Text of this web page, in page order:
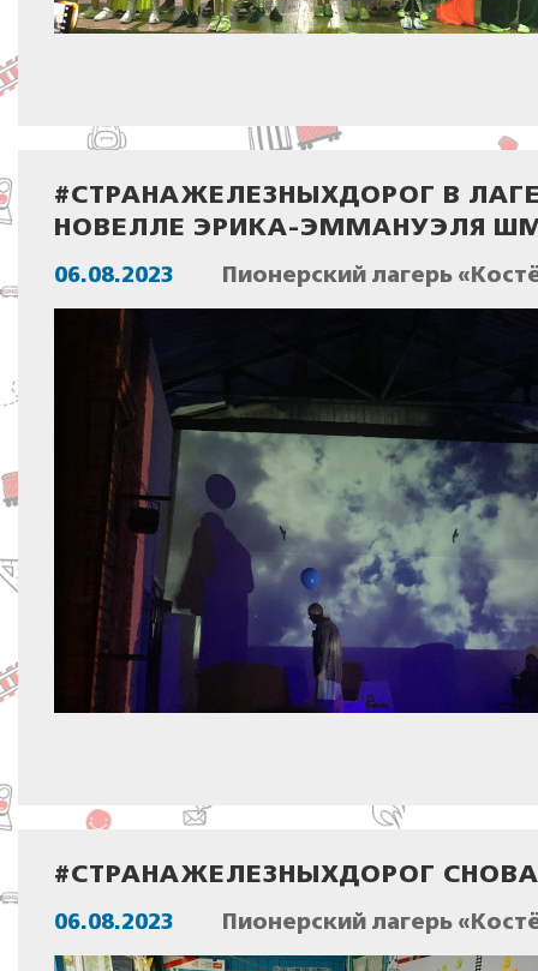
#СТРАНАЖЕЛЕЗНЫХДОРОГ В
НОВЕЛЛЕ ЭРИКА-ЭММАНУЭЛЯ
06.08.2023 Пионерский лагерь
#СТРАНАЖЕЛЕЗНЫХДОРОГ
06.08.2023 Пионерский лагерь